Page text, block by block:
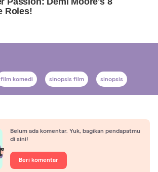
film komedi sinopsis film sinopsis
Belum ada komentar. Yuk, bagikan pendapatmu
di sini!
Beri komentar